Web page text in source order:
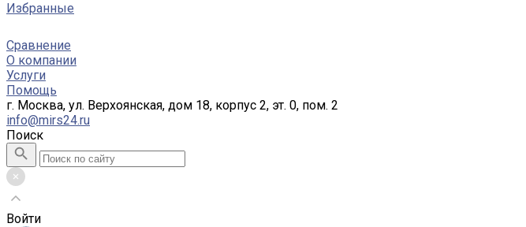
Избранные
Сравнение
О компании
Услуги
Помощь
г. Москва, ул. Верхоянская, дом 18, корпус 2, эт. 0, пом. 2
info@mirs24.ru
Поиск
Войти